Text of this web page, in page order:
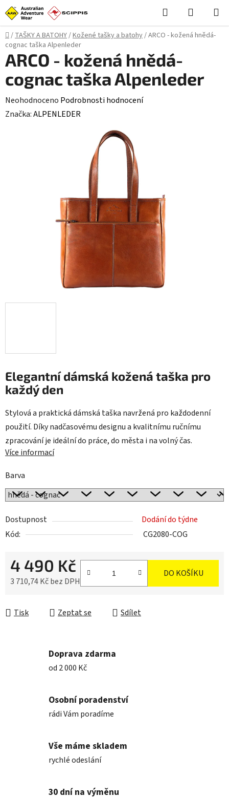
Přejít
na
obsah
Hledat
KOŠÍK
Domů
/TAŠKY A BATOHY/Kožené tašky a batohy/ARCO - kožená hnědá-
cognac taška Alpenleder
Elegantní dámská kožená taška pro
každý den
Stylová a praktická dámská taška navržená pro každodenní
použití. Díky nadčasovému designu a kvalitnímu ručnímu
zpracování je ideální do práce, do města i na volný čas.
Více informací
Barva
Dostupnost
Dodání do týdne
Kód:
CG2080-COG
4 490 Kč
3 710,74 Kč bez DPH
DO KOŠÍKU
Tisk Zeptat se Sdílet
ARCO - kožená hnědá-
cognac taška Alpenleder
Průměrné
hodnocení
Neohodnoceno Podrobnosti hodnocení
Značka:ALPENLEDER
Doprava zdarma
od 2 000 Kč
Osobní poradenství
rádi Vám poradíme
Vše máme skladem
rychlé odeslání
30 dní na výměnu